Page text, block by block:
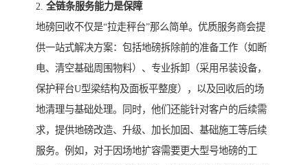
2. 全链条服务能力是保障
地磅回收不仅是“拉走秤台”那么简单。优质服务商会提
供一站式解决方案：包括地磅拆除前的准备工作（如断
电、清空基础周围物料）、专业拆卸（采用吊装设备，
保护秤台U型梁结构及面板平整度），以及回收后的场
地清理与基础处理。同时，他们还能针对客户的后续需
求，提供地磅改造、升级、加长加固、基础施工等后续
服务。例如，对于因场地扩容需要更大型号地磅的工